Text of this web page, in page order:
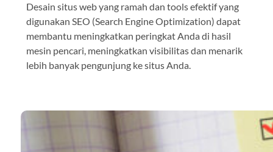
Desain situs web yang ramah dan tools efektif yang
digunakan SEO (Search Engine Optimization) dapat
membantu meningkatkan peringkat Anda di hasil
mesin pencari, meningkatkan visibilitas dan menarik
lebih banyak pengunjung ke situs Anda.